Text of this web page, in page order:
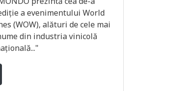
a evenimentului World
(WOW), alături de cele mai
din industria vinicolă